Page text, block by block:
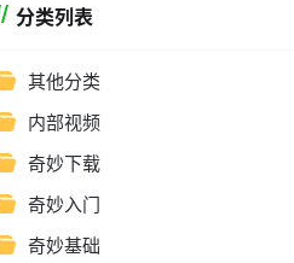
分类列表
其他分类
内部视频
奇妙下载
奇妙入门
奇妙基础